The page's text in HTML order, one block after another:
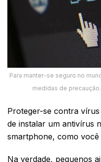
Para manter-se seguro no
medidas de
Proteger-se contra
de instalar um antivírus
smartphone, como
Na verdade, pequenos